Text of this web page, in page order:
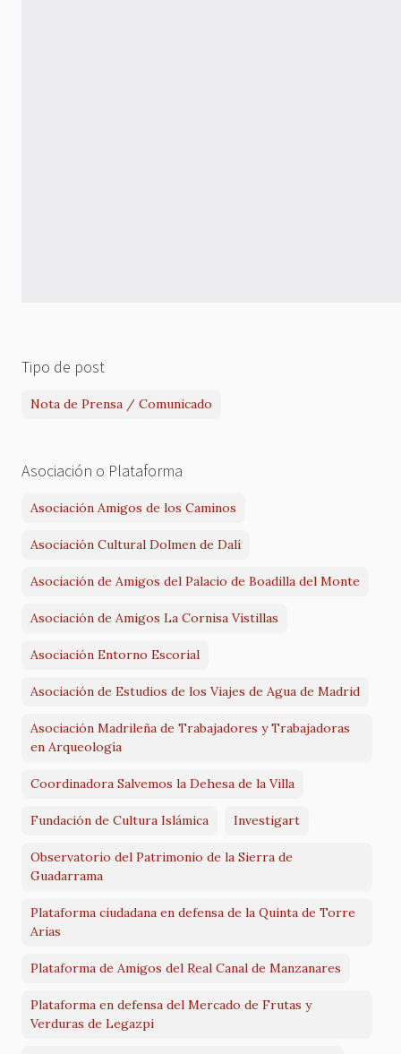
Tipo de post
Nota de Prensa / Comunicado
Asociación o Plataforma
Asociación Amigos de los Caminos
Asociación Cultural Dolmen de Dalí
Asociación de Amigos del Palacio de Boadilla del Monte
Asociación de Amigos La Cornisa Vistillas
Asociación Entorno Escorial
Asociación de Estudios de los Viajes de Agua de Madrid
Asociación Madrileña de Trabajadores y Trabajadoras
en Arqueología
Coordinadora Salvemos la Dehesa de la Villa
Fundación de Cultura Islámica Investigart
Observatorio del Patrimonio de la Sierra de
Guadarrama
Plataforma ciudadana en defensa de la Quinta de Torre
Arias
Plataforma de Amigos del Real Canal de Manzanares
Plataforma en defensa del Mercado de Frutas y
Verduras de Legazpi